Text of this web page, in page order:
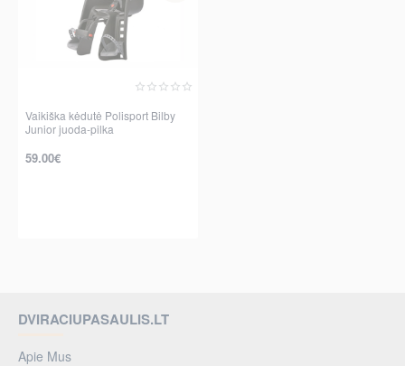
Vaikiška kėdutė Polisport Bilby
Junior juoda-pilka
59.00€
DVIRACIUPASAULIS.LT
Apie Mus